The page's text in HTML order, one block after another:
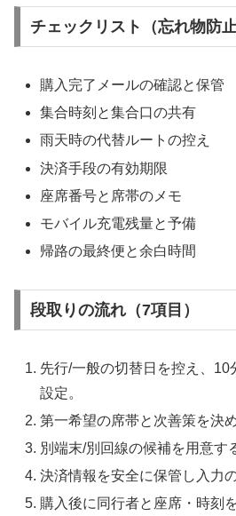
チェックリスト（忘れ物防止
購入完了メールの確認と保管
集合時刻と集合口の共有
雨天時の代替ルートの控え
決済手段の有効期限
座席番号と席帯のメモ
モバイル充電残量と予備
帰路の最終便と余白時間
段取りの流れ（7項目）
先行/一般の切替日を控え、10
設定。
第一希望の席帯と次善策を決め
別端末/別回線の候補を用意す
決済情報を安全に保管し入力
購入後に同行者と座席・時刻を